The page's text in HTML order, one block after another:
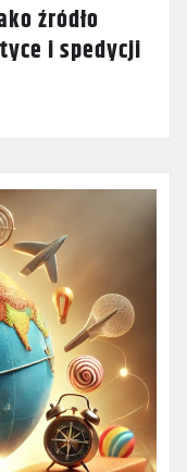
źródło
i spedycji